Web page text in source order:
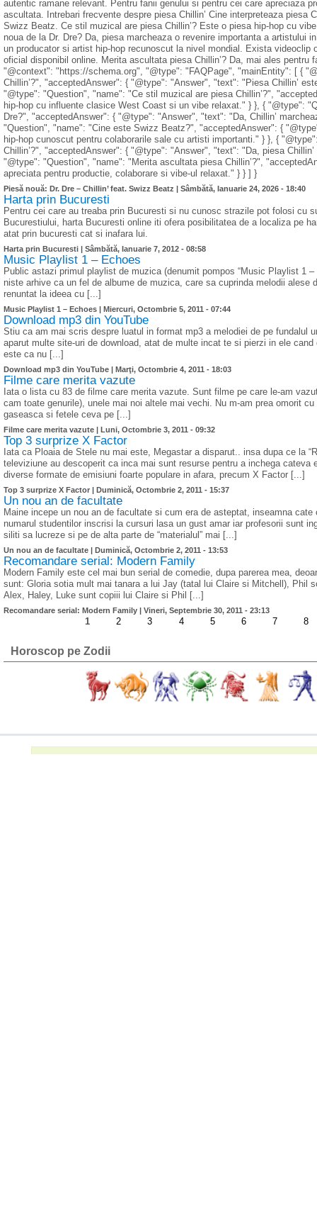
autentic ramane relevant. Pentru fanii genului si pentru cei care apreciaza
ascultata. Intrebari frecvente despre piesa Chillin’ Cine interpreteaza piesa
Swizz Beatz. Ce stil muzical are piesa Chillin’? Este o piesa hip-hop cu
noua de la Dr. Dre? Da, piesa marcheaza o revenire importanta a
un producator si artist hip-hop recunoscut la nivel mondial. Exista videoclip
oficial disponibil online. Merita ascultata piesa Chillin’? Da, mai ales
"@context": "https://schema.org", "@type": "FAQPage", "mainEntity": [ {
Chillin’?", "acceptedAnswer": { "@type": "Answer", "text": "Piesa Chillin’
"@type": "Question", "name": "Ce stil muzical are piesa Chillin’?",
hip-hop cu influente clasice West Coast si un vibe relaxat." } }, { "@type":
Dre?", "acceptedAnswer": { "@type": "Answer", "text": "Da, Chillin’
"Question", "name": "Cine este Swizz Beatz?", "acceptedAnswer": {
hip-hop cunoscut pentru colaborarile sale cu artisti importanti." } }, {
Chillin’?", "acceptedAnswer": { "@type": "Answer", "text": "Da, piesa
"@type": "Question", "name": "Merita ascultata piesa Chillin’?",
apreciata pentru productie, colaborare si vibe-ul relaxat." } } ] }
Piesă nouă: Dr. Dre – Chillin’ feat. Swizz Beatz | Sâmbătă, Ianuarie 24, 2026 - 18:40
Harta prin Bucuresti
Pentru cei care au treaba prin Bucuresti si nu cunosc strazile pot folosi cu
Bucurestiului, harta Bucuresti online iti ofera posibilitatea de a localiza pe
atat prin bucuresti cat si inafara lui.
Harta prin Bucuresti | Sâmbătă, Ianuarie 7, 2012 - 08:58
Music Playlist 1 – Echoes
Public astazi primul playlist de muzica (denumit pompos “Music Playlist 1
niste arhive ca un fel de albume de muzica, care sa cuprinda melodii
renuntat la ideea cu [...]
Music Playlist 1 – Echoes | Miercuri, Octombrie 5, 2011 - 07:44
Download mp3 din YouTube
Stiu ca am mai scris despre luatul in format mp3 a melodiei de pe fundalul
aparut multe site-uri de download, atat de multe incat te si pierzi in ele
este ca nu [...]
Download mp3 din YouTube | Marţi, Octombrie 4, 2011 - 18:03
Filme care merita vazute
Iata o lista cu 83 de filme care merita vazute. Sunt filme pe care le-am
cam toate genurile), unele mai noi altele mai vechi. Nu m-am prea omorit
gaseasca si fetele ceva pe [...]
Filme care merita vazute | Luni, Octombrie 3, 2011 - 09:32
Top 3 surprize X Factor
Iata ca Ploaia de Stele nu mai este, Megastar a disparut.. insa dupa ce la
televiziune au descoperit ca inca mai sunt resurse pentru a inchega
diverse formate de emisiuni foarte populare in afara, precum X Factor [...]
Top 3 surprize X Factor | Duminică, Octombrie 2, 2011 - 15:37
Un nou an de facultate
Maine incepe un nou an de facultate si cum era de asteptat, inseamna
numarul studentilor inscrisi la cursuri lasa un gust amar iar profesorii sunt
siliti sa lucreze si pe de alta parte de “materialul” mai [...]
Un nou an de facultate | Duminică, Octombrie 2, 2011 - 13:53
Recomandare serial: Modern Family
Modern Family este cel mai bun serial de comedie, dupa parerea mea,
sunt: Gloria sotia mult mai tanara a lui Jay (tatal lui Claire si Mitchell), Phil
Alex, Haley, Luke sunt copiii lui Claire si Phil [...]
Recomandare serial: Modern Family | Vineri, Septembrie 30, 2011 - 23:13
1 2 3 4 5 6 7 8
Horoscop pe Zodii